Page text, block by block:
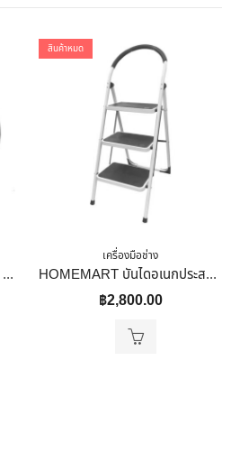
ฝอยสแตนเลสขัด แบบละเอียด สำหรับ ขัดหิน หินอ่อน หินแกรนิต ขัดโลหะ อื่น ๆ
สินค้าหมด
เครื่องมือช่าง
HOMEMART บันไดอเนกประสงค์ 3 ขั้น สีขาว-ดำ
฿2,800.00